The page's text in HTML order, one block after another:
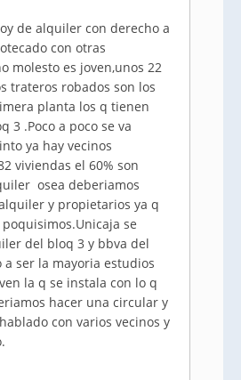
de alquiler con derecho a
con otras
molesto es joven,unos 22
trateros robados son los
planta los q tienen
3 .Poco a poco se va
ya hay vecinos
viviendas el 60% son
osea deberiamos
y propietarios ya q
se
del bloq 3 y bbva del
a ser la mayoria estudios
la q se instala con lo q
hacer una circular y
con varios vecinos y